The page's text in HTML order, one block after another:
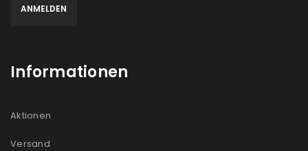
Informationen
Aktionen
Versand